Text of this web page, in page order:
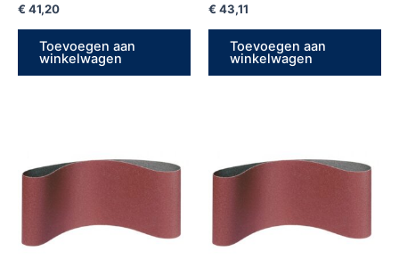
€ 41,20
Toevoegen aan
winkelwagen
€ 43,11
Toevoegen aan
winkelwagen